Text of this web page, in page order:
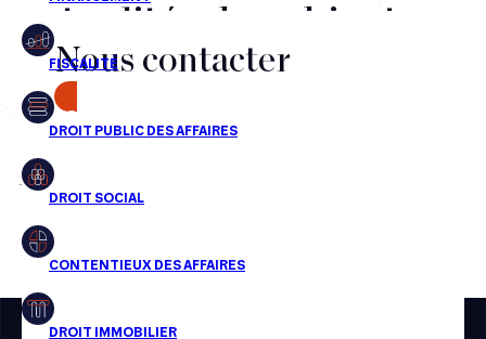
Financement
Fiscalité
Droit public des affaires
Droit social
Droit immobilier
Restructuring
actualités du cabinet,
nos récompenses et nos
transactions, jour après
jour
Aucun résultats pour cette recherche
Nous contacter